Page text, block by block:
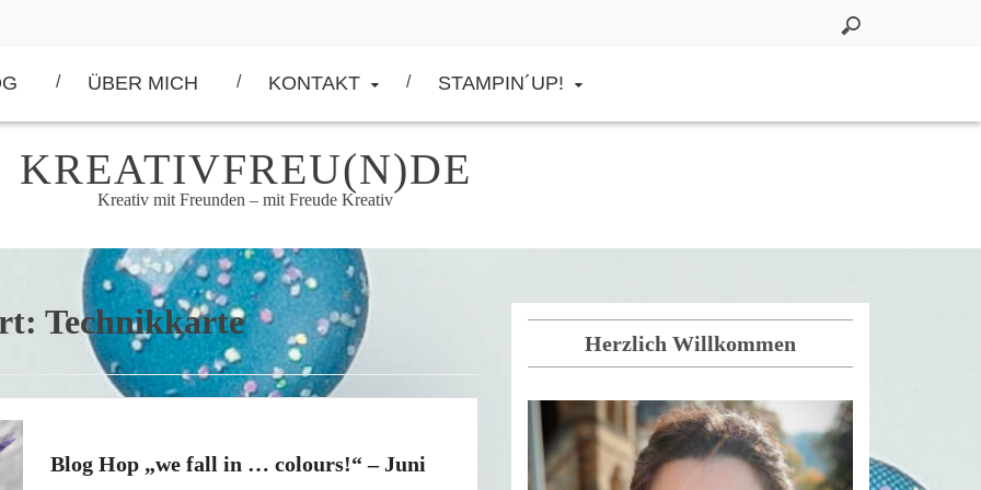
ÜBER MICH KONTAKT STAMPIN´UP!
KREATIVFREU(N)DE
Kreativ mit Freunden – mit Freude Kreativ
Technikkarte
Blog Hop „we fall in … colours!“ – Juni
Herzlich Willkommen